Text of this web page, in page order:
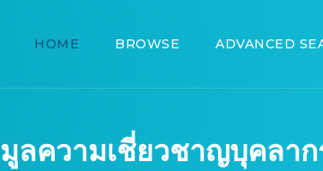
HOME BROWSE ADVANCED
ลความเชี่ยวชาญบุคลาก